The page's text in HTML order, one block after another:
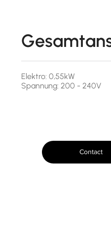
Contact
Elektro: 0,55kW
Spannung: 200 - 240V